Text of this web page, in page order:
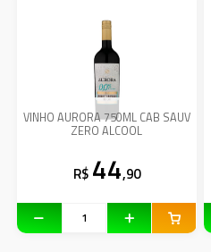
VINHO AURORA 750ML CAB SAUV
ZERO ALCOOL
R$ 44,90